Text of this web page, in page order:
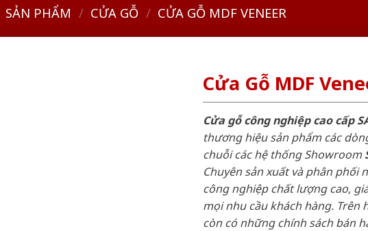
SẢN PHẨM / CỬA GỖ / CỬA GỖ MDF VENEER
Cửa Gỗ MDF
Cửa gỗ công nghiệp cao cấp
thương hiệu sản phẩm các
chuỗi các hệ thống Showroom
Chuyên sản xuất và phân phối
công nghiệp chất lượng cao,
mọi nhu cầu khách hàng. Trên
còn có những chính sách bán